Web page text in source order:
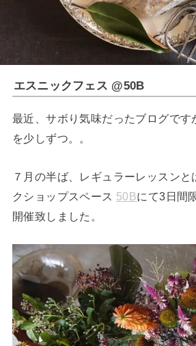
エスニックフェス @50B
最近、サボり気味だったブログです
を少しずつ。。
７月の半ば、レギュラーレッスン
クショップスペース 50Bにて3日間
開催致しました。